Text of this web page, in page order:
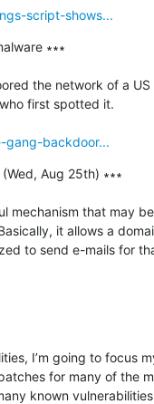
script-shows...
∗∗∗
the network of a
first spotted it.
gang-backdoor...
Aug 25th) ∗∗∗
mechanism that may
it allows a
to send e-mails for
I’m going to focus
for many of the
known